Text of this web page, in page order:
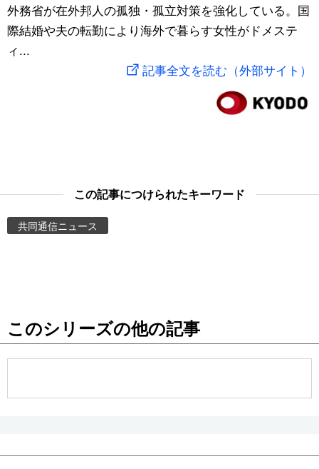
文化
動画/Live
People
スポーツ・東京2020
外務省が在外邦人の孤独・孤立対策を強化している。国
際結婚や夫の転勤により海外で暮らす女性がドメステ
ィ...
記事全文を読む（外部サイト）
この記事につけられたキーワード
共同通信ニュース
このシリーズの他の記事